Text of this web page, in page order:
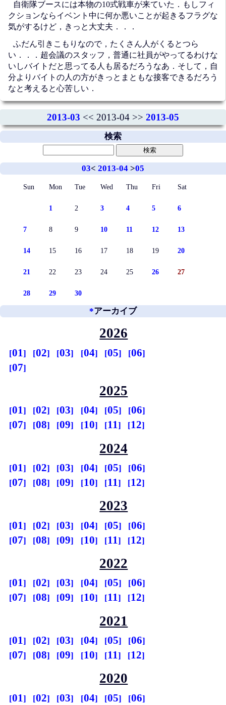
自衛隊ブースには本物の10式戦車が来ていた．もしフィ
クションならイベント中に何か悪いことが起きるフラグな
気がするけど，きっと大丈夫．．．
ふだん引きこもりなので，たくさん人がくるとつら
い．．．超会議のスタッフ，普通に社員がやってるわけな
いしバイトだと思ってる人も居るだろうなあ．そして，自
分よりバイトの人の方がきっとまともな接客できるだろう
なと考えると心苦しい．
2013-03 << 2013-04 >> 2013-05
検索
03< 2013-04 >05
Sun Mon Tue Wed Thu Fri Sat
1 2 3 4 5 6
7 8 9 10 11 12 13
14 15 16 17 18 19 20
21 22 23 24 25 26 27
28 29 30
*アーカイブ
2026
01 02 03 04 05
06
07
2025
01 02 03 04 05
06
07
08 09 10 11 12
2024
01 02 03 04 05
06
07
08 09 10 11 12
2023
01 02 03 04 05
06
07
08 09 10 11 12
2022
01 02 03 04 05
06
07
08 09 10 11 12
2021
01 02 03 04 05
06
07
08 09 10 11 12
2020
01 02 03 04 05 06